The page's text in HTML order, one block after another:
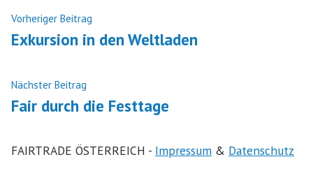
Beitragsnavigation
Vorheriger Beitrag
Beitrag:
Exkursion in den Weltladen
Nächster Beitrag
Beitrag:
Fair durch die Festtage
FAIRTRADE ÖSTERREICH - Impressum & Datenschutz